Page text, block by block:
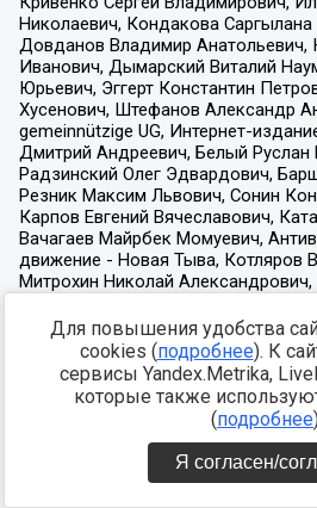
Для повышения удобства
cookies (подробнее). К
сервисы Yandex.Metrika,
которые также
(подробнее
Я согласен/